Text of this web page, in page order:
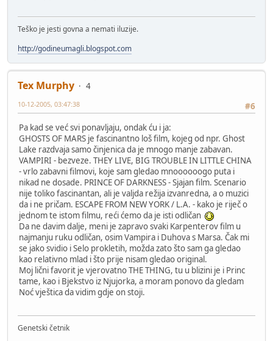
Teško je jesti govna a nemati iluzije.
http://godineumagli.blogspot.com
Tex Murphy
4
#6
10-12-2005, 03:47:38
Pa kad se već svi ponavljaju, ondak ću i ja:
GHOSTS OF MARS je fascinantno loš film, kojeg od npr. Ghost
Lake razdvaja samo činjenica da je mnogo manje zabavan.
VAMPIRI - bezveze. THEY LIVE, BIG TROUBLE IN LITTLE CHINA
- vrlo zabavni filmovi, koje sam gledao mnoooooogo puta i
nikad ne dosade. PRINCE OF DARKNESS - Sjajan film. Scenario
nije toliko fascinantan, ali je valjda režija izvanredna, a o muzici
da i ne pričam. ESCAPE FROM NEW YORK / L.A. - kako je riječ o
jednom te istom filmu, reći ćemo da je isti odličan
Da ne davim dalje, meni je zapravo svaki Karpenterov film u
najmanju ruku odličan, osim Vampira i Duhova s Marsa. Čak mi
se jako svidio i Selo prokletih, možda zato što sam ga gledao
kao relativno mlad i što prije nisam gledao original.
Moj lični favorit je vjerovatno THE THING, tu u blizini je i Princ
tame, kao i Bjekstvo iz Njujorka, a moram ponovo da gledam
Noć vještica da vidim gdje on stoji.
Genetski četnik